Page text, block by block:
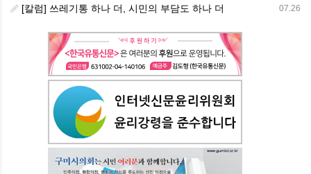
07.26
[칼럼] 쓰레기통 하나 더, 시민의 부담도 하나 더